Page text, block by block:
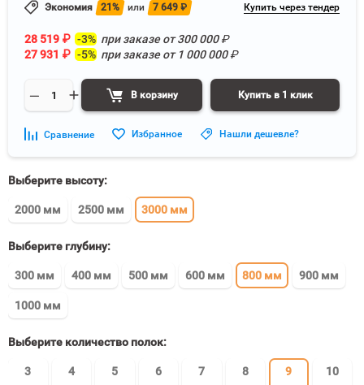
Экономия 21% или 7 649 ₽ Купить через тендер
28 519 ₽ -3% при заказе от300 000₽
27 931 ₽ -5% при заказе от 1 000 000₽
В корзину Купить в 1 клик
Сравнение Избранное Нашли дешевле?
Выберите высоту:
2000 мм 2500 мм 3000 мм
Выберите глубину:
300 мм 400 мм 500 мм 600 мм 800 мм 900 мм
1000 мм
Выберите количество полок:
3
4
5
6
7
8
9
10